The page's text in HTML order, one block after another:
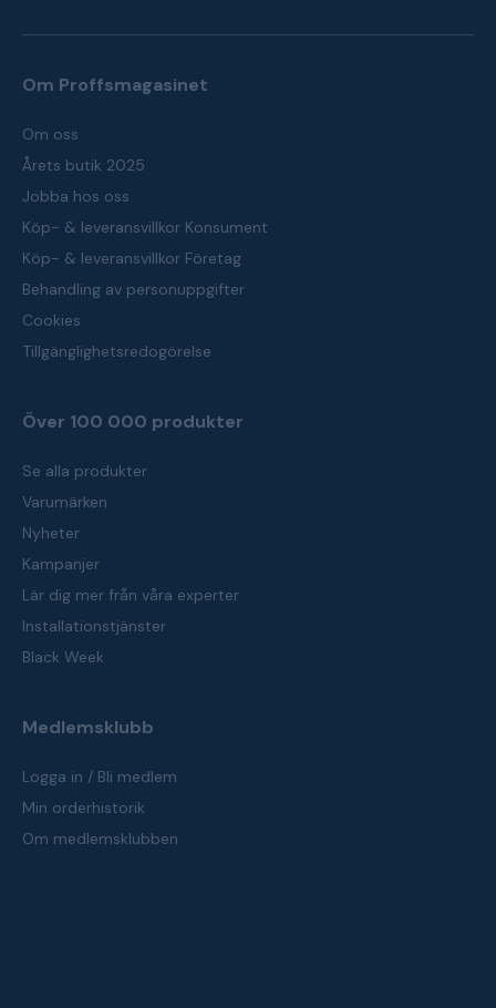
Om Proffsmagasinet
Om oss
Årets butik 2025
Jobba hos oss
Köp- & leveransvillkor Konsument
Köp- & leveransvillkor Företag
Behandling av personuppgifter
Cookies
Tillgänglighetsredogörelse
Över 100 000 produkter
Se alla produkter
Varumärken
Nyheter
Kampanjer
Lär dig mer från våra experter
Installationstjänster
Black Week
Medlemsklubb
Logga in / Bli medlem
Min orderhistorik
Om medlemsklubben